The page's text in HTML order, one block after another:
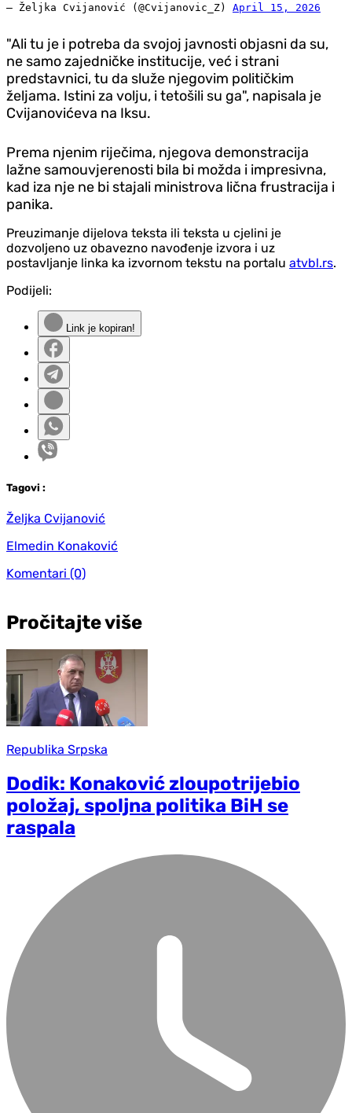
— Željka Cvijanović (@Cvijanovic_Z) April 15, 2026
"Ali tu je i potreba da svojoj javnosti objasni da su,
ne samo zajedničke institucije, već i strani
predstavnici, tu da služe njegovim političkim
željama. Istini za volju, i tetošili su ga", napisala je
Cvijanovićeva na Iksu.
Prema njenim riječima, njegova demonstracija
lažne samouvjerenosti bila bi možda i impresivna,
kad iza nje ne bi stajali ministrova lična frustracija i
panika.
Preuzimanje dijelova teksta ili teksta u cjelini je
dozvoljeno uz obavezno navođenje izvora i uz
postavljanje linka ka izvornom tekstu na portalu atvbl.rs.
Podijeli:
Link je kopiran!
Tagovi :
Željka Cvijanović
Elmedin Konaković
Komentari (0)
Pročitajte više
Republika Srpska
Dodik: Konaković zloupotrijebio
položaj, spoljna politika BiH se
raspala